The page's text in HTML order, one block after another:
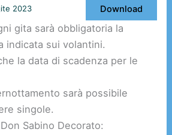
2023 Download
gita sarà obbligatoria la
indicata sui volantini.
la data di scadenza per le
sarà possibile
singole.
Sabino Decorato: